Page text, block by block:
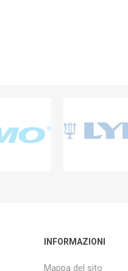
INFORMAZIONI
Mappa del sito